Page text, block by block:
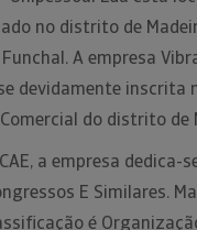
no distrito de
A empresa
devidamente inscrita
do distrito de
a empresa dedica-
E Similares.
é